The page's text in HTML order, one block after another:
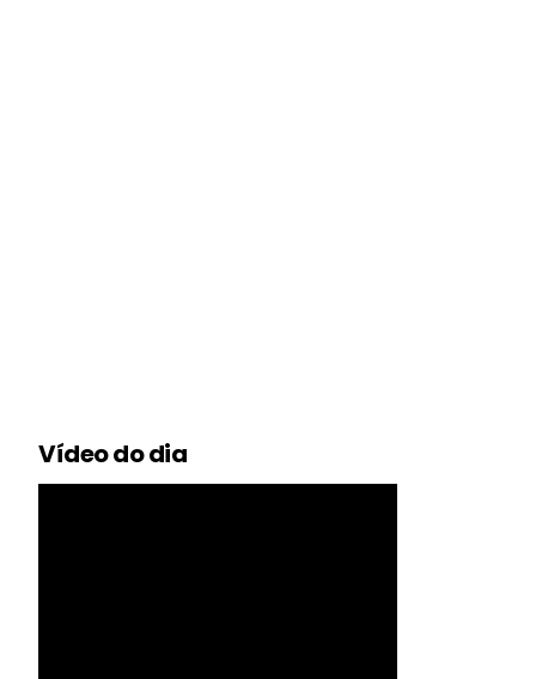
Vídeo do dia